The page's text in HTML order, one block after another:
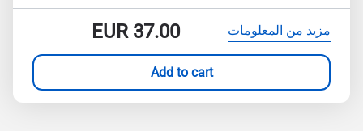
مزيد من المعلومات EUR37.00
Add to cart